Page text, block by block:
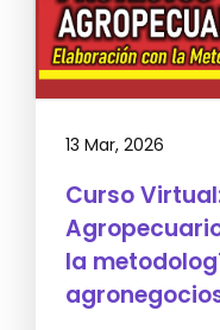
13 Mar, 2026
Curso
la